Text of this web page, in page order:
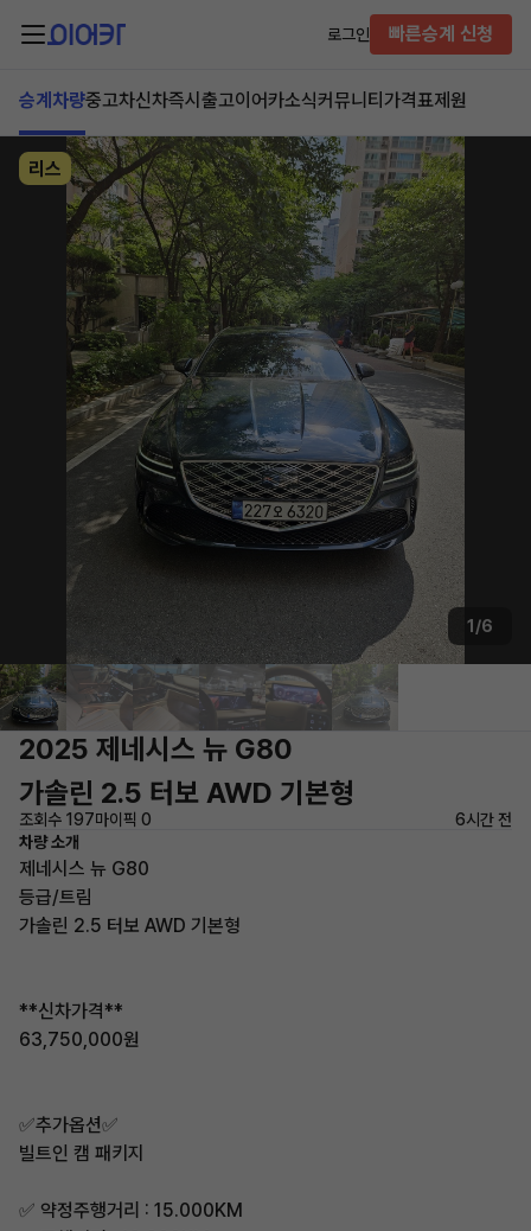
로그인 빠른승계 신청
승계차량중고차신차즉시출고이어카소식커뮤니티 가격표제원
리스
1/6
2025 제네시스 뉴 G80
가솔린 2.5 터보 AWD 기본형
조회수 197마이픽 0
6시간 전
차량 소개
제네시스 뉴 G80
등급/트림
가솔린 2.5 터보 AWD 기본형
**신차가격**
63,750,000원
✅추가옵션✅
빌트인 캠 패키지
✅ 약정주행거리 : 15.000KM